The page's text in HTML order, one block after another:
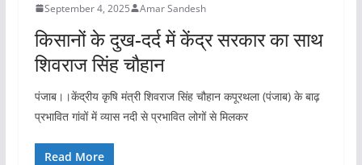
September 4, 2025 Amar Sandesh
किसानों के दुख-दर्द में केंद्र सरकार का साथ
शिवराज सिंह चौहान
पंजाब।।केंद्रीय कृषि मंत्री शिवराज सिंह चौहान कपूरथला (पंजाब) के बाढ़
प्रभावित गांवों में व्यास नदी से प्रभावित लोगों से मिलकर
Read More